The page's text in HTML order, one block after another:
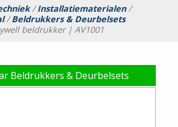
/Installatiematerialen/
/Beldrukkers & Deurbelsets
beldrukker | AV1001
Beldrukkers & Deurbelsets